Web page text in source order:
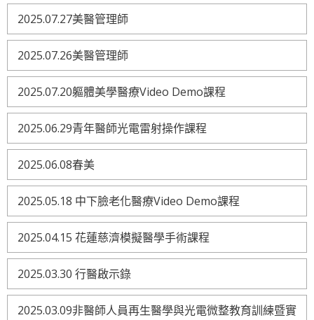
2025.07.27美醫管理師
2025.07.26美醫管理師
2025.07.20軀體美學醫療Video Demo課程
2025.06.29青年醫師光電雷射操作課程
2025.06.08春美
2025.05.18 中下臉老化醫療Video Demo課程
2025.04.15 花蓮慈濟模擬醫學手術課程
2025.03.30 行醫啟示錄
2025.03.09非醫師人員再生醫學與光電微整教育訓練暨實